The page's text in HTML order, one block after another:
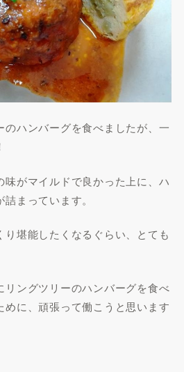
のハンバーグを食べましたが、一
味がマイルドで良かった上に、ハ
まっています。
り堪能したくなるぐらい、とても
リングツリーのハンバーグを食べ
めに、頑張って働こうと思います